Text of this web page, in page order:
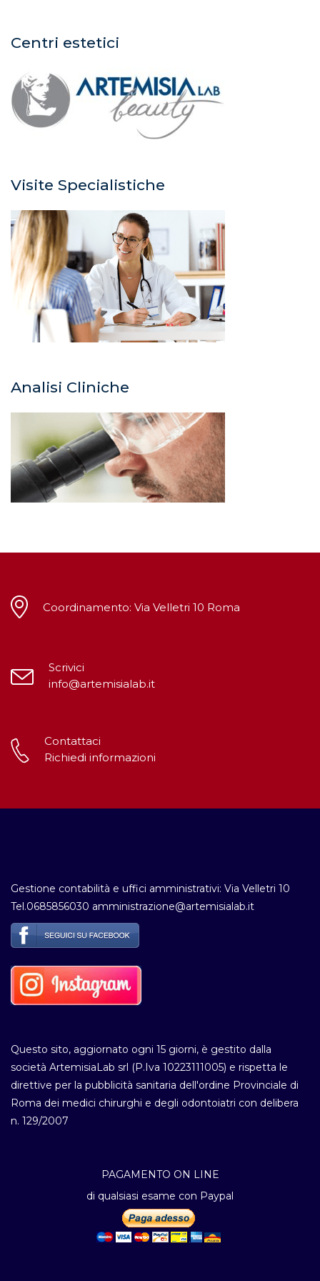
Centri estetici
Visite Specialistiche
Analisi Cliniche
Coordinamento: Via Velletri 10 Roma
Scrivici
info@artemisialab.it
Contattaci
Richiedi informazioni
Gestione contabilità e uffici amministrativi: Via Velletri 10
Tel.0685856030 amministrazione@artemisialab.it
Questo sito, aggiornato ogni 15 giorni, è gestito dalla
società ArtemisiaLab srl (P.Iva 10223111005) e rispetta le
direttive per la pubblicità sanitaria dell'ordine Provinciale di
Roma dei medici chirurghi e degli odontoiatri con delibera
n. 129/2007
PAGAMENTO ON LINE
di qualsiasi esame con Paypal